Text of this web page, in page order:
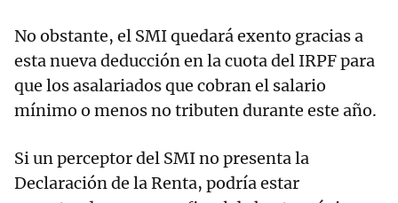
No obstante, el SMI quedará exento gracias a
esta nueva deducción en la cuota del IRPF para
que los asalariados que cobran el salario
mínimo o menos no tributen durante este año.
Si un perceptor del SMI no presenta la
Declaración de la Renta, podría estar